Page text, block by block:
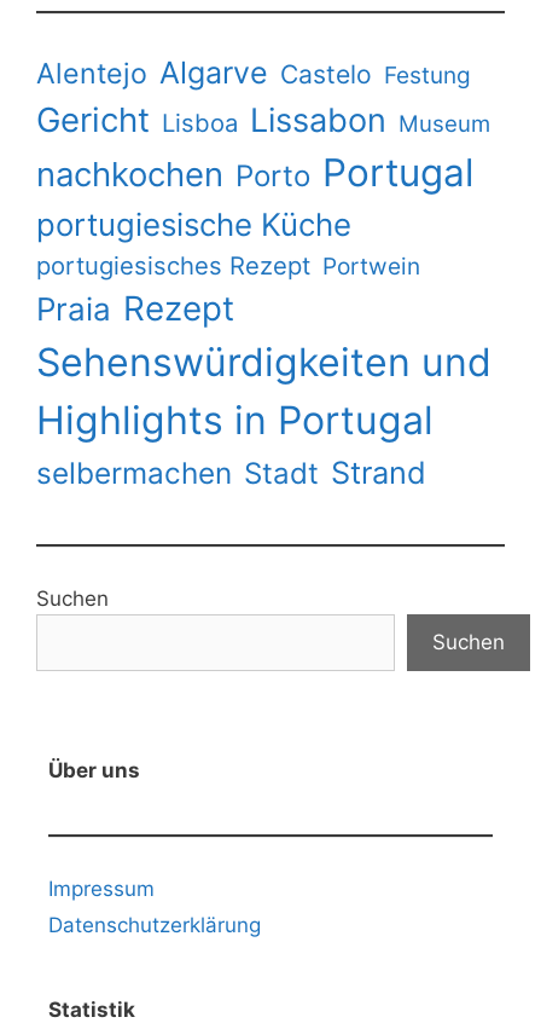
Alentejo Algarve Castelo Festung
Gericht Lisboa Lissabon Museum
nachkochen Porto Portugal
portugiesische Küche
portugiesisches Rezept Portwein
Praia Rezept
Sehenswürdigkeiten und
Highlights in Portugal
selbermachen Stadt Strand
Suchen
Suchen
Über uns
Impressum
Datenschutzerklärung
Statistik